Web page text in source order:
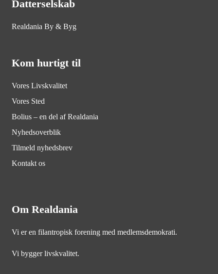
Datterselskab
Realdania By & Byg
Kom hurtigt til
Vores Livskvalitet
Vores Sted
Bolius – en del af Realdania
Nyhedsoverblik
Tilmeld nyhedsbrev
Kontakt os
Om Realdania
Vi er en filantropisk forening med medlemsdemokrati.
Vi bygger livskvalitet.